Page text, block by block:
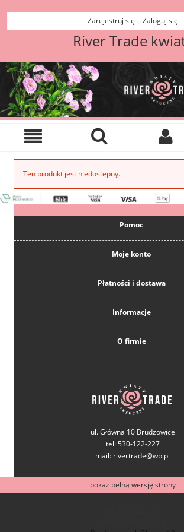
Zarejestruj się Zaloguj się
River Trade
Ten produkt jest niedostępny.
Pomoc
Moje konto
Płatności i dostawa
Informacje
O firmie
ul. Główna 10 Brudzowice
tel: 530-122-227
mail: rivertrade@wp.pl
pokaż pełną wersję strony